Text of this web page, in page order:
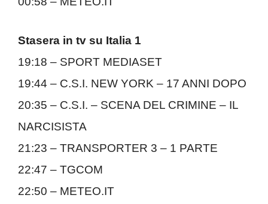
Stasera in tv su Italia 1
19:18 – SPORT MEDIASET
19:44 – C.S.I. NEW YORK – 17 ANNI DOPO
20:35 – C.S.I. – SCENA DEL CRIMINE – IL
NARCISISTA
21:23 – TRANSPORTER 3 – 1 PARTE
22:47 – TGCOM
22:50 – METEO.IT